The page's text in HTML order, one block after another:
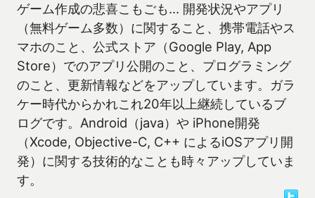
ゲーム作成の悲喜こもごも… 開発状況やアプリ
（無料ゲーム多数）に関すること、携帯電話やス
マホのこと、公式ストア（Google Play, App
Store）でのアプリ公開のこと、プログラミング
のこと、更新情報などをアップしています。ガラ
ケー時代からかれこれ20年以上継続しているブ
ログです。Android（java）や iPhone開発
（Xcode, Objective-C, C++ によるiOSアプリ開
発）に関する技術的なことも時々アップしていま
す。